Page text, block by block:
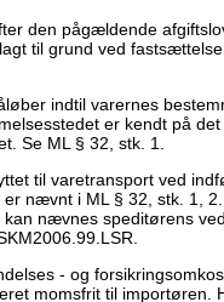
den pågældende
til grund ved
indtil varernes
er kendt på
Se ML § 32, stk. 1.
til varetransport ved
nævnt i ML § 32, stk. 1,
nævnes speditørens
- og
momsfrit til importøren.